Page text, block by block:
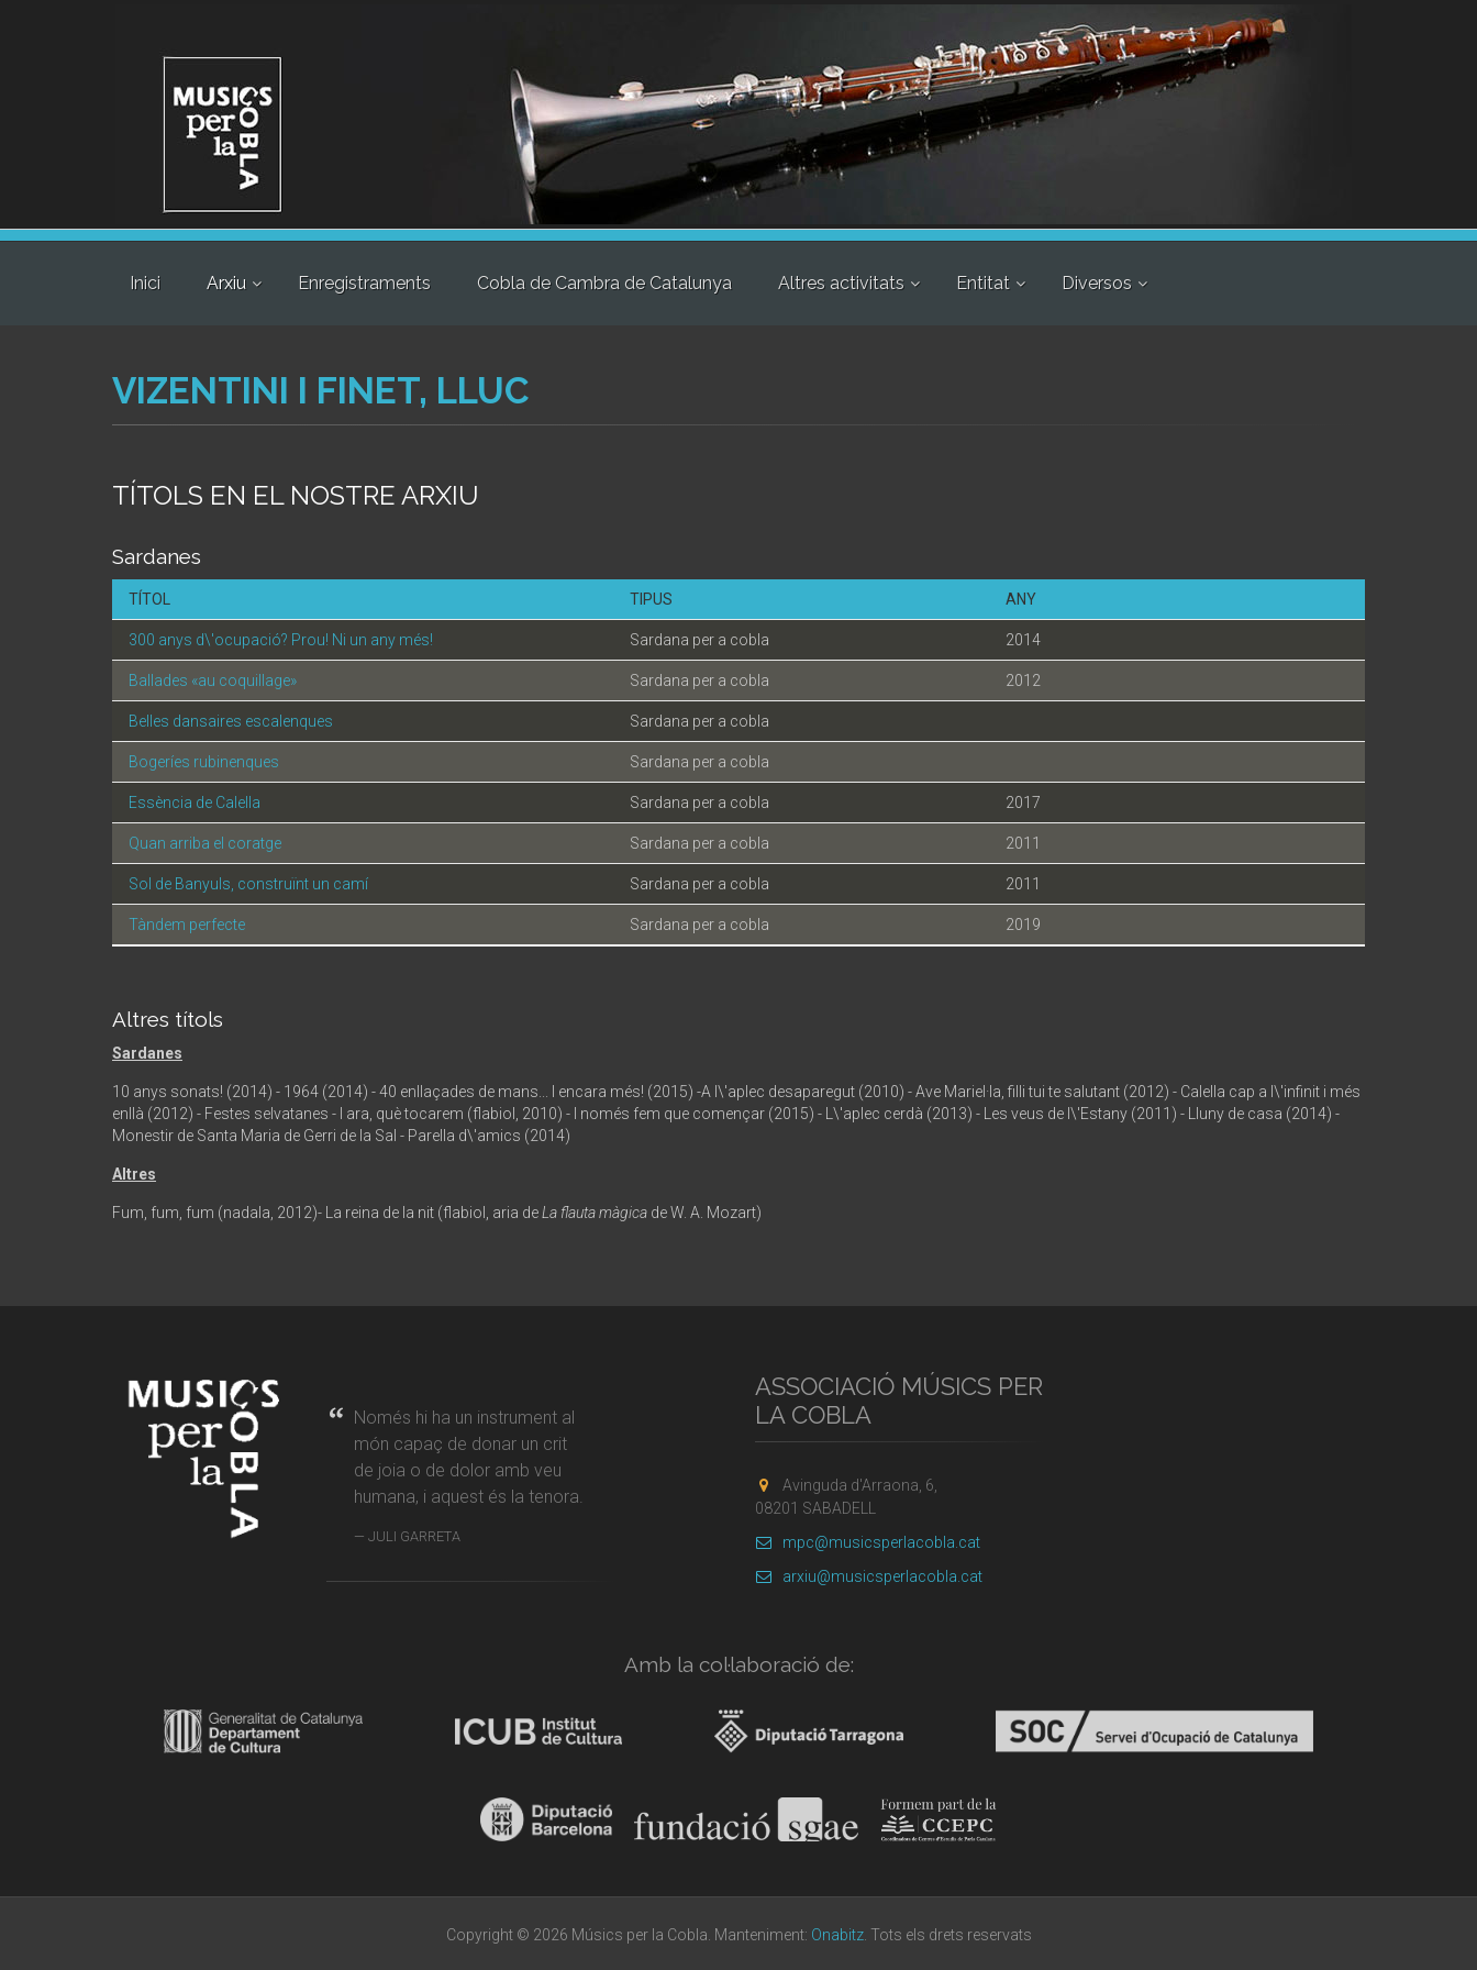
Inici Arxiu Enregistraments Cobla de Cambra de Catalunya Altres activitats Entitat Diversos
VIZENTINI I FINET, LLUC
TÍTOLS EN EL NOSTRE ARXIU
Sardanes
TÍTOL TIPUS ANY
300 anys d\'ocupació? Prou! Ni un any més! Sardana per a cobla 2014
Ballades «au coquillage» Sardana per a cobla 2012
Belles dansaires escalenques Sardana per a cobla
Bogeríes rubinenques Sardana per a cobla
Essència de Calella Sardana per a cobla 2017
Quan arriba el coratge Sardana per a cobla 2011
Sol de Banyuls, construïnt un camí Sardana per a cobla 2011
Tàndem perfecte Sardana per a cobla 2019
Altres títols
Sardanes
10 anys sonats! (2014) - 1964 (2014) - 40 enllaçades de mans... I encara més! (2015) -A l\'aplec desaparegut (2010) - Ave Mariel·la, filli tui te salutant (2012) - Calella cap a l\'infinit i més
enllà (2012) - Festes selvatanes - I ara, què tocarem (flabiol, 2010) - I només fem que començar (2015) - L\'aplec cerdà (2013) - Les veus de l\'Estany (2011) - Lluny de casa (2014) -
Monestir de Santa Maria de Gerri de la Sal - Parella d\'amics (2014)
Altres
Fum, fum, fum (nadala, 2012)- La reina de la nit (flabiol, aria deLa flauta màgica de W. A. Mozart)
Només hi ha un instrument al
món capaç de donar un crit
de joia o de dolor amb veu
humana, i aquest és la tenora.
JULI GARRETA
ASSOCIACIÓ MÚSICS PER
LA COBLA
Avinguda d'Arraona, 6,
08201 SABADELL
mpc@musicsperlacobla.cat
arxiu@musicsperlacobla.cat
Amb la col·laboració de:
Copyright © 2026 Músics per la Cobla. Manteniment: Onabitz. Tots els drets reservats